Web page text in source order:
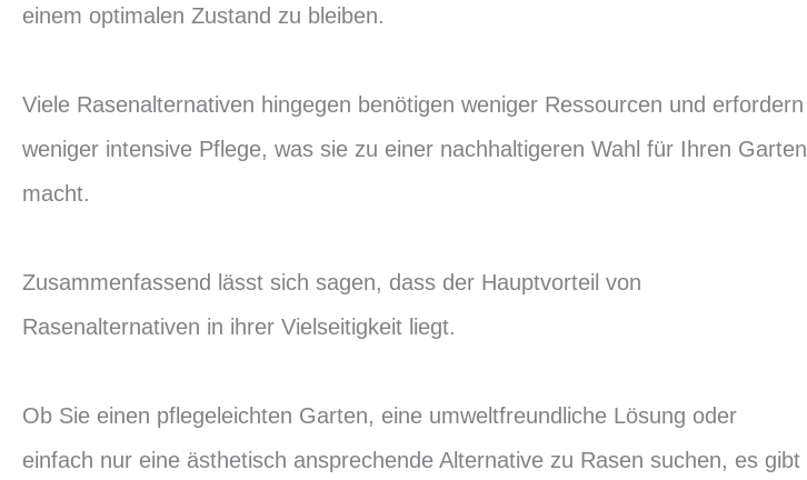
einem optimalen Zustand zu bleiben.
Viele Rasenalternativen hingegen benötigen weniger Ressourcen und erfordern
weniger intensive Pflege, was sie zu einer nachhaltigeren Wahl für Ihren Garten
macht.
Zusammenfassend lässt sich sagen, dass der Hauptvorteil von
Rasenalternativen in ihrer Vielseitigkeit liegt.
Ob Sie einen pflegeleichten Garten, eine umweltfreundliche Lösung oder
einfach nur eine ästhetisch ansprechende Alternative zu Rasen suchen, es gibt